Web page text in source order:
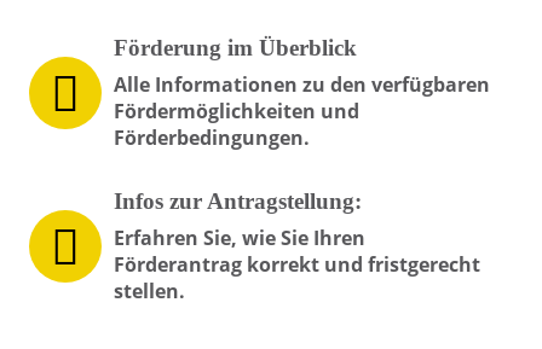
Förderung im Überblick
Alle Informationen zu den verfügbaren
Fördermöglichkeiten und
Förderbedingungen.
Infos zur Antragstellung:
Erfahren Sie, wie Sie Ihren
Förderantrag korrekt und fristgerecht
stellen.